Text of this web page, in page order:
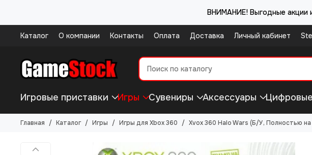
ВНИМАНИЕ! Выгодные акции
Каталог О компании Контакты Оплата Доставка Личный кабинет
Игровые приставки Игры Сувениры Аксессуары
Главная Каталог Игры Игры для Xbox 360 Xvox 360 Halo Wars (Б/У, Полностью